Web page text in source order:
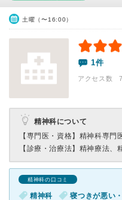
土曜（〜16:00）
1件
アクセス数
精神科について
【専門医・資格】 精神科専門
【診療・治療法】 精神療法、
精神科の口コミ
精神科 寝つきが悪い